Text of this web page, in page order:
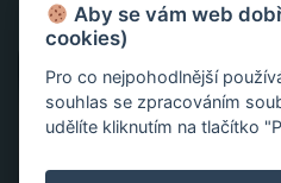
Aby se vám web
cookies)
Pro co nejpohodlnější
souhlas se zpracováním
udělíte kliknutím na tlačítko